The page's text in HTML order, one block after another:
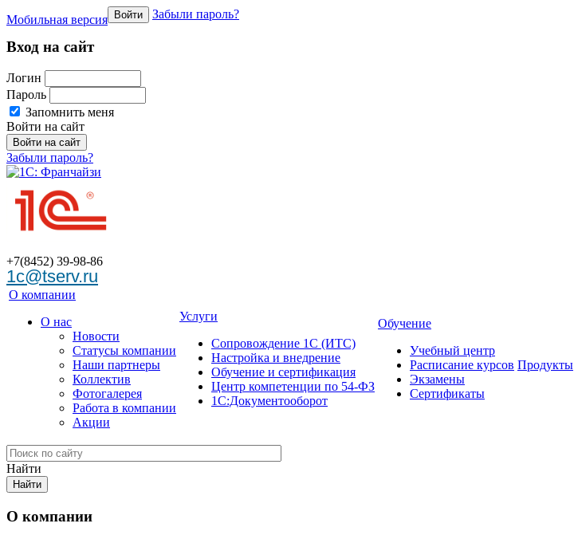
Мобильная версия Войти Забыли пароль?
Вход на сайт
Логин
Пароль
Запомнить меня
Войти на сайт
Забыли пароль?
+7(8452) 39-98-86
1c@tserv.ru
О компании
О нас
Новости
Cтатусы компании
Наши партнеры
Коллектив
Фотогалерея
Работа в компании
Акции
Услуги
Сопровождение 1С (ИТС)
Настройка и внедрение
Обучение и сертификация
Центр компетенции по 54-ФЗ
1С:Документооборот
Обучение
Учебный центр
Расписание курсов
Экзамены
Сертификаты
Продукты
Найти
О компании